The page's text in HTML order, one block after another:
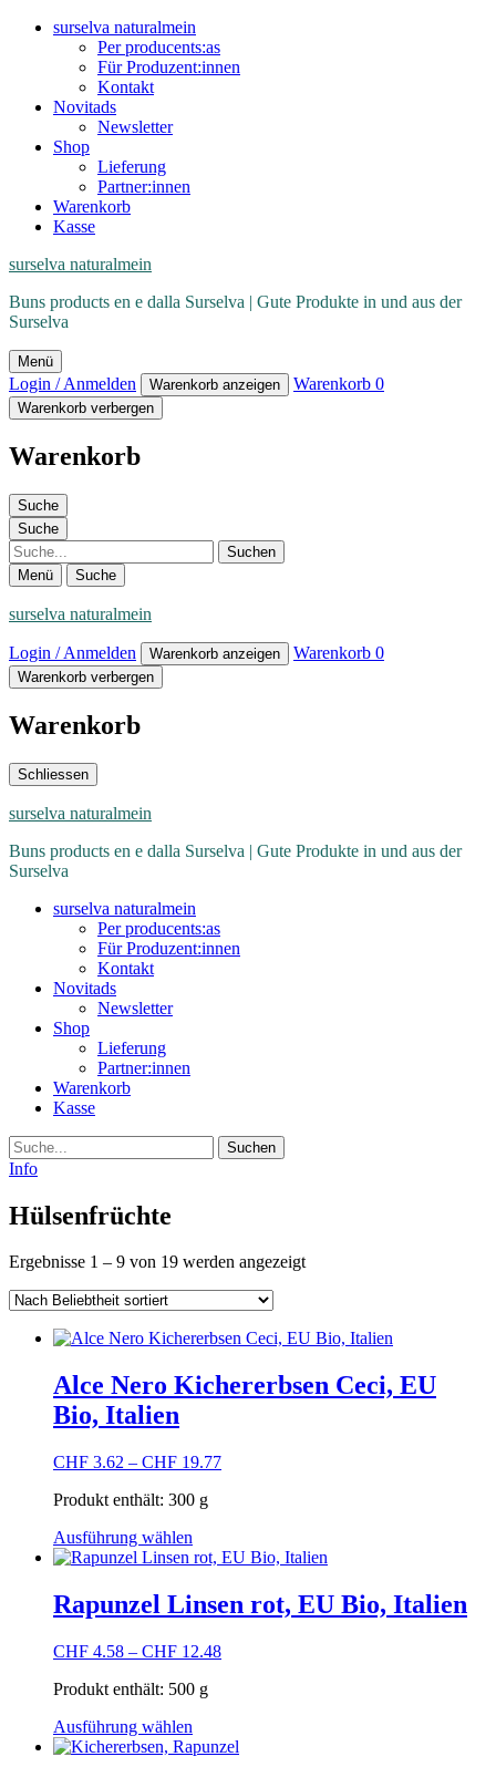
surselva naturalmein
Per producents:as
Für Produzent:innen
Kontakt
Novitads
Newsletter
Shop
Lieferung
Partner:innen
Warenkorb
Kasse
surselva naturalmein
Buns products en e dalla Surselva | Gute Produkte in und aus der
Surselva
Menü
Login / Anmelden Warenkorb anzeigen Warenkorb 0
Warenkorb verbergen
Warenkorb
Suche
Suche
Suche
Menü Suche
surselva naturalmein
Login / Anmelden Warenkorb anzeigen Warenkorb 0
Warenkorb verbergen
Warenkorb
Schliessen
surselva naturalmein
Buns products en e dalla Surselva | Gute Produkte in und aus der
Surselva
surselva naturalmein
Per producents:as
Für Produzent:innen
Kontakt
Novitads
Newsletter
Shop
Lieferung
Partner:innen
Warenkorb
Kasse
Suche
Info
Hülsenfrüchte
Ergebnisse 1 – 9 von 19 werden angezeigtNach
Alce Nero Kichererbsen Ceci, EU
Bio, Italien
CHF 3.62 – CHF 19.77
Produkt enthält: 300 g
Ausführung wählen
Produkt
Varianten
Die
können
der
Produktseite
Rapunzel Linsen rot, EU Bio, Italien
CHF 4.58 – CHF 12.48
Produkt enthält: 500 g
Ausführung wählen
Produkt